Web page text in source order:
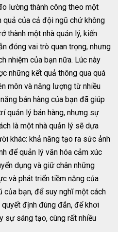
lường thành công theo một
quả của cả đội ngũ chứ không
thành một nhà quản lý, kiến
đóng vai trò quan trọng, nhưng
nhiệm của bạn nữa. Lúc này
những kết quả thông qua quá
môn và năng lượng từ nhiều
bán hàng của bạn đã giúp
quản lý bán hàng, nhưng sự
là một nhà quản lý sẽ dựa
khác: khả năng tạo ra sức ảnh
để quản lý văn hóa cảm xúc
dụng và giữ chân những
và phát triển tiềm năng của
của bạn, để suy nghĩ một cách
định đúng đắn, để khơi
sự sáng tạo, cùng rất nhiều